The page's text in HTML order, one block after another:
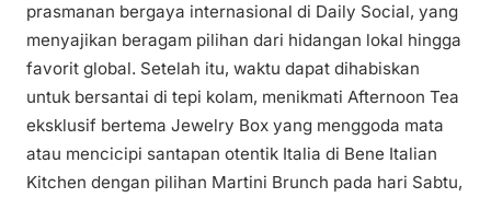
prasmanan bergaya internasional di Daily Social, yang
menyajikan beragam pilihan dari hidangan lokal hingga
favorit global. Setelah itu, waktu dapat dihabiskan
untuk bersantai di tepi kolam, menikmati Afternoon Tea
eksklusif bertema Jewelry Box yang menggoda mata
atau mencicipi santapan otentik Italia di Bene Italian
Kitchen dengan pilihan Martini Brunch pada hari Sabtu,